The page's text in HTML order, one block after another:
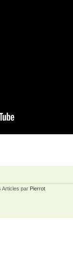
Articles par Pierrot